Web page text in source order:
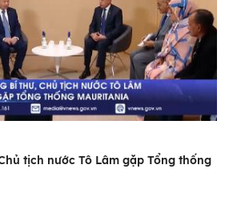
tịch nước Tô Lâm gặp Tổng thống